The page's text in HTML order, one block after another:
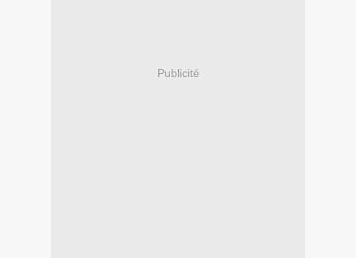
Publicité